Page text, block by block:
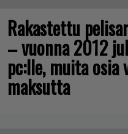
Rakastettu
– vuonna 2012
pc:lle, muita
maksutta